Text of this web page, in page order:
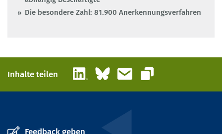
Die besondere Zahl: 81.900 Anerkennungsverfahren
Inhalte teilen LinkedInBlueskyE-Mail
Link kopieren
Feedback geben